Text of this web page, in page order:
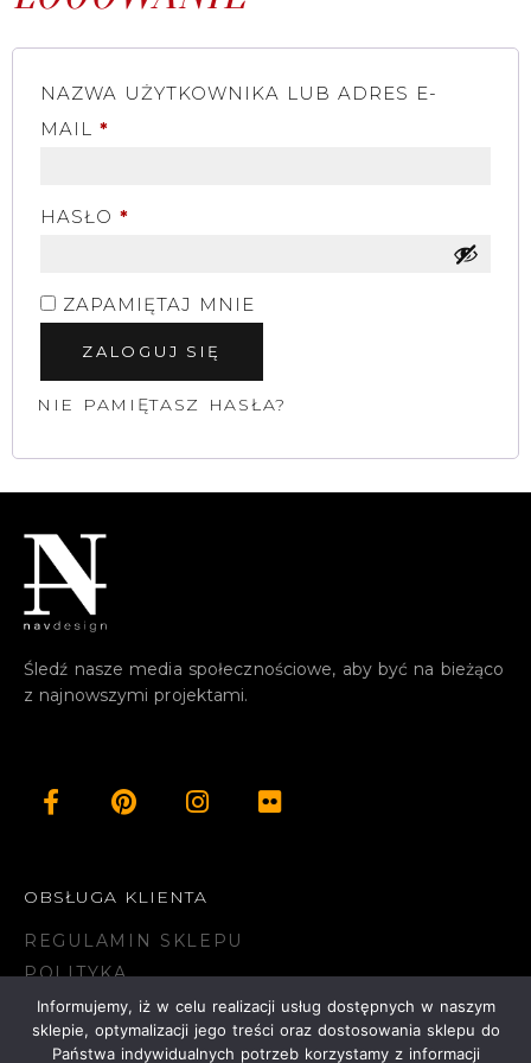
NAZWA UŻYTKOWNIKA LUB ADRES E-
MAIL *
HASŁO *
ZAPAMIĘTAJ MNIE
ZALOGUJ SIĘ
NIE PAMIĘTASZ HASŁA?
Śledź nasze media społecznościowe, aby być na bieżąco
z najnowszymi projektami.
OBSŁUGA KLIENTA
REGULAMIN SKLEPU
POLITYKA
PRYWATNOŚCI
KONTAKT
Informujemy, iż w celu realizacji usług dostępnych w naszym
sklepie, optymalizacji jego treści oraz dostosowania sklepu do
Państwa indywidualnych potrzeb korzystamy z informacji